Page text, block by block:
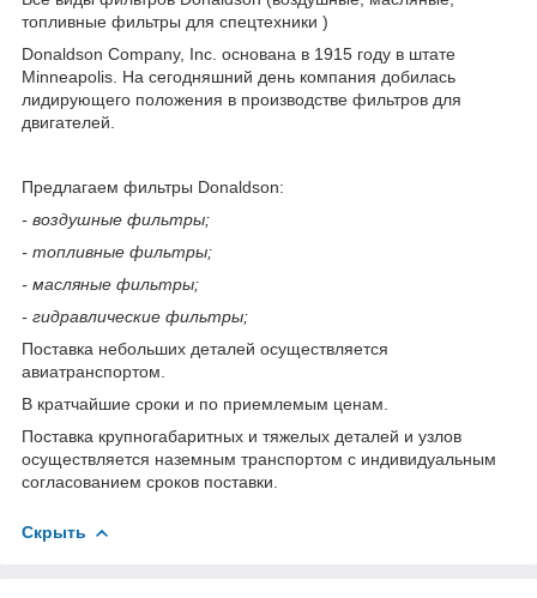
топливные фильтры для спецтехники )
Donaldson Company, Inc. основана в 1915 году в штате
Minneapolis. На сегодняшний день компания добилась
лидирующего положения в производстве фильтров для
двигателей.
Предлагаем фильтры Donaldson:
- воздушные фильтры;
- топливные фильтры;
- масляные фильтры;
- гидравлические фильтры;
Поставка небольших деталей осуществляется
авиатранспортом.
В кратчайшие сроки и по приемлемым ценам.
Поставка крупногабаритных и тяжелых деталей и узлов
осуществляется наземным транспортом с индивидуальным
согласованием сроков поставки.
Скрыть